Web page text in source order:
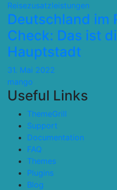
Reisezusatzleistungen
Deutschland im
Check: Das ist
Hauptstadt
31. Mai 2022
mango
Useful Links
ThemeGrill
Support
Documentation
FAQ
Themes
Plugins
Blog